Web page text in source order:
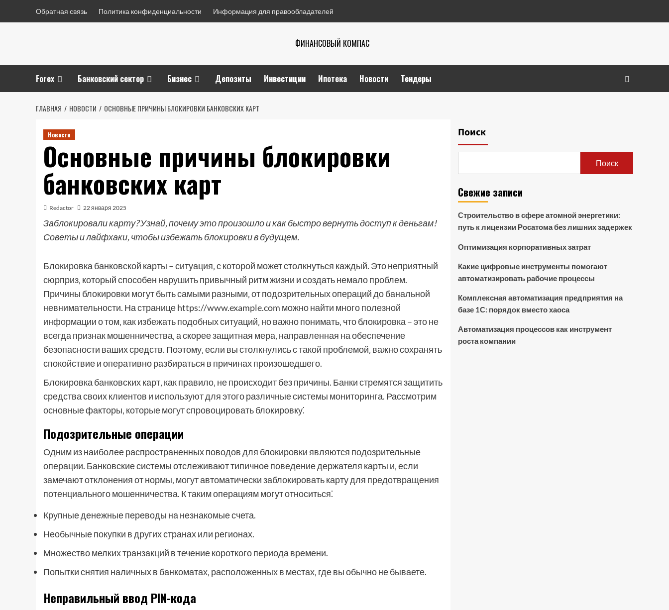
Обратная связь Политика конфиденциальности Информация для правообладателей
ФИНАНСОВЫЙ КОМПАС
Forex Банковский сектор Бизнес Депозиты Инвестиции Ипотека Новости Тендеры
ГЛАВНАЯ НОВОСТИ ОСНОВНЫЕ ПРИЧИНЫ БЛОКИРОВКИ БАНКОВСКИХ КАРТ
Новости
Основные причины блокировки
банковских карт
Redactor 22 января 2025
Заблокировали карту? Узнай, почему это произошло и как быстро вернуть доступ к деньгам!
Советы и лайфхаки, чтобы избежать блокировки в будущем.
Блокировка банковской карты – ситуация‚ с которой может столкнуться каждый. Это неприятный
сюрприз‚ который способен нарушить привычный ритм жизни и создать немало проблем.
Причины блокировки могут быть самыми разными‚ от подозрительных операций до банальной
невнимательности. На странице https://www.example.com можно найти много полезной
информации о том‚ как избежать подобных ситуаций‚ но важно понимать‚ что блокировка – это не
всегда признак мошенничества‚ а скорее защитная мера‚ направленная на обеспечение
безопасности ваших средств. Поэтому‚ если вы столкнулись с такой проблемой‚ важно сохранять
спокойствие и оперативно разбираться в причинах произошедшего.
Блокировка банковских карт‚ как правило‚ не происходит без причины. Банки стремятся защитить
средства своих клиентов и используют для этого различные системы мониторинга. Рассмотрим
основные факторы‚ которые могут спровоцировать блокировку⁚
Подозрительные операции
Одним из наиболее распространенных поводов для блокировки являются подозрительные
операции. Банковские системы отслеживают типичное поведение держателя карты и‚ если
замечают отклонения от нормы‚ могут автоматически заблокировать карту для предотвращения
потенциального мошенничества. К таким операциям могут относиться⁚
Крупные денежные переводы на незнакомые счета.
Необычные покупки в других странах или регионах.
Множество мелких транзакций в течение короткого периода времени.
Попытки снятия наличных в банкоматах‚ расположенных в местах‚ где вы обычно не бываете.
Неправильный ввод PIN-кода
Поиск
Поиск
Свежие записи
Строительство в сфере атомной энергетики:
путь к лицензии Росатома без лишних задержек
Оптимизация корпоративных затрат
Какие цифровые инструменты помогают
автоматизировать рабочие процессы
Комплексная автоматизация предприятия на
базе 1С: порядок вместо хаоса
Автоматизация процессов как инструмент
роста компании